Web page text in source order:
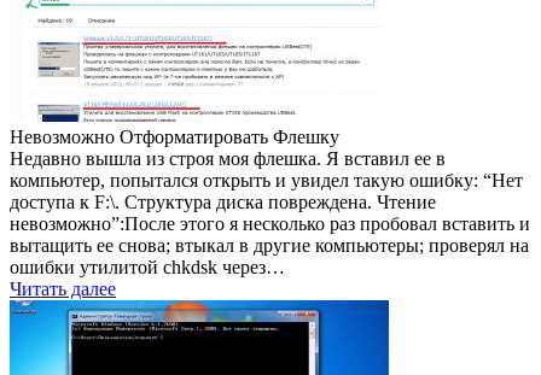
Невозможно Отформатировать Флешку
Недавно вышла из строя моя флешка. Я вставил ее в
компьютер, попытался открыть и увидел такую ошибку: “Нет
доступа к F:\. Структура диска повреждена. Чтение
невозможно”:После этого я несколько раз пробовал вставить и
вытащить ее снова; втыкал в другие компьютеры; проверял на
ошибки утилитой chkdsk через…
Читать далее